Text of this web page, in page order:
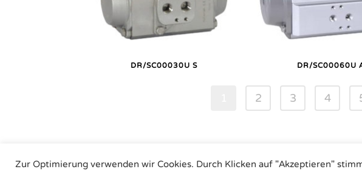
DR/SC00030U S DR/SC00060U
2 3 4
Air Torque GmbH - Pneumatische Antriebe |
Zur Optimierung verwenden wir Cookies. Durch Klicken auf "Akzeptieren"